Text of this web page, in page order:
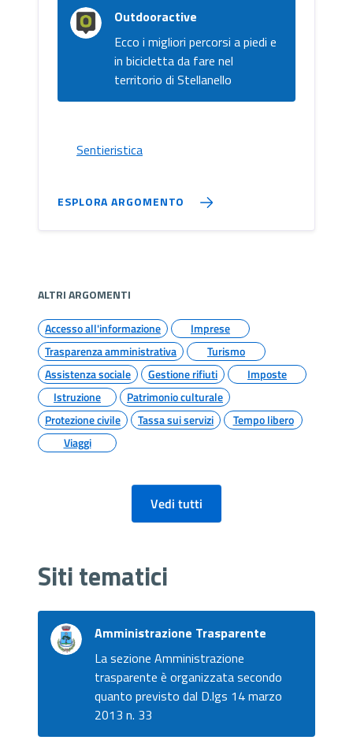
Outdooractive
Ecco i migliori percorsi a piedi e
in bicicletta da fare nel
territorio di Stellanello
Sentieristica
ESPLORA ARGOMENTO
ALTRI ARGOMENTI
Accesso all'informazione
Imprese
Trasparenza amministrativa
Turismo
Assistenza sociale
Gestione rifiuti
Imposte
Istruzione
Patrimonio culturale
Protezione civile
Tassa sui servizi
Tempo libero
Viaggi
Vedi tutti
Siti tematici
Amministrazione Trasparente
La sezione Amministrazione
trasparente è organizzata secondo
quanto previsto dal D.lgs 14 marzo
2013 n. 33